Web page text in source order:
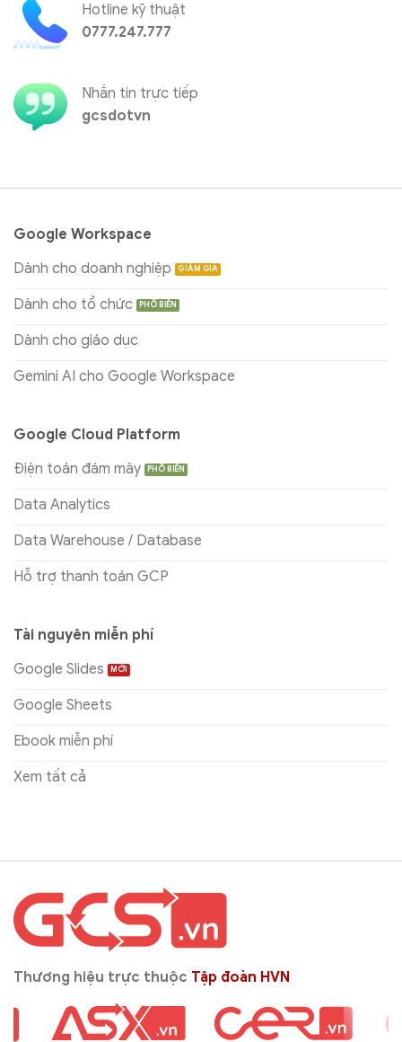
Hotline kỹ thuật
0777.247.777
Nhắn tin trực tiếp
gcsdotvn
Google Workspace
Dành cho doanh nghiệp
Dành cho tổ chức
Dành cho giáo dục
Gemini AI cho Google Workspace
Google Cloud Platform
Điện toán đám mây
Data Analytics
Data Warehouse / Database
Hỗ trợ thanh toán GCP
Tài nguyên miễn phí
Google Slides
Google Sheets
Ebook miễn phí
Xem tất cả
Thương hiệu trực thuộc Tập đoàn HVN